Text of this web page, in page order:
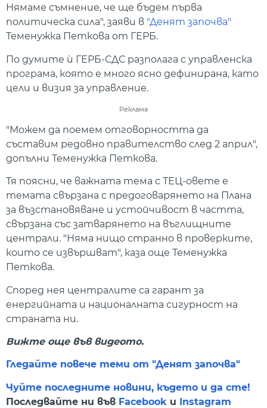
Нямаме съмнение, че ще бъдем първа
политическа сила", заяви в "Денят започва"
Теменужка Петкова от ГЕРБ.
По думите ѝ ГЕРБ-СДС разполага с управленска
програма, която е много ясно дефинирана, като
цели и визия за управление.
Реклама
"Можем да поемем отговорността да
съставим редовно правителство след 2 април",
допълни Теменужка Петкова.
Тя поясни, че важната тема с ТЕЦ-овете е
темата свързана с предоговарянето на Плана
за възстановяване и устойчивост в частта,
свързана със затварянето на въглищните
централи. "Няма нищо странно в проверките,
които се извършват", каза още Теменужка
Петкова.
Според нея централите са гарант за
енергийната и националната сигурност на
страната ни.
Вижте още във видеото.
Гледайте повече теми от "Денят започва"
Чуйте последните новини, където и да сте!
Последвайте ни във Facebook и Instagram